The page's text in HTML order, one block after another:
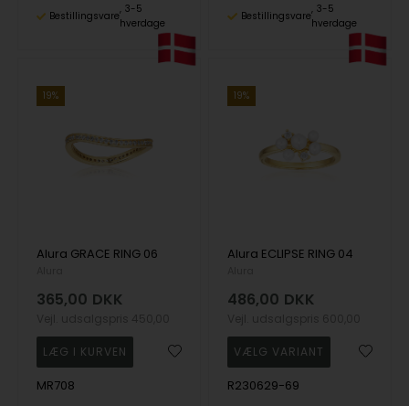
Bestillingsvare
3-5
hverdage
Bestillingsvare
3-5
hverdage
19%
Alura GRACE RING 06
365,00 DKK
MR708
19%
Alura ECLIPSE RING 04
486,00 DKK
R230629-69